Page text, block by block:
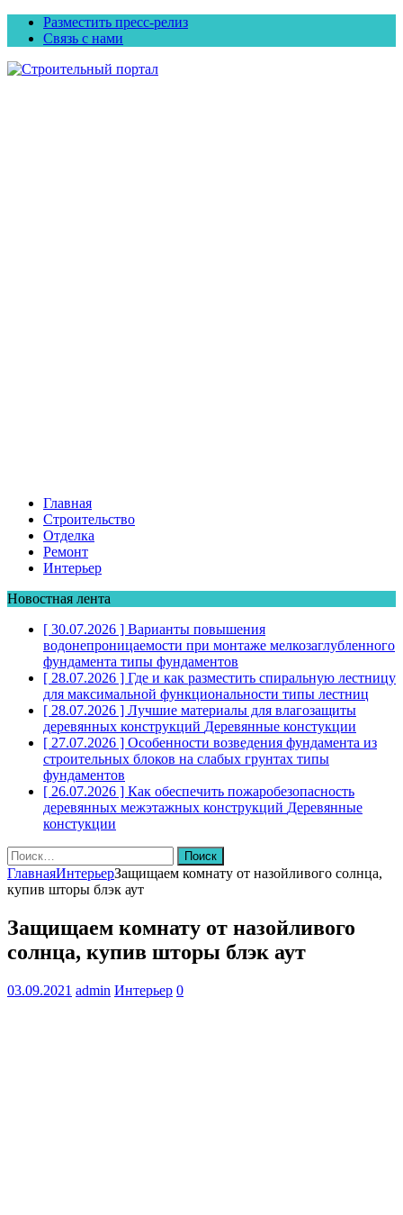
Разместить пресс-релиз
Связь с нами
Главная
Строительство
Отделка
Ремонт
Интерьер
Новостная лента
[ 30.07.2026 ] Варианты повышения
водонепроницаемости при монтаже мелкозаглубленного
фундамента типы фундаментов
[ 28.07.2026 ] Где и как разместить спиральную лестницу
для максимальной функциональности типы лестниц
[ 28.07.2026 ] Лучшие материалы для влагозащиты
деревянных конструкций Деревянные констукции
[ 27.07.2026 ] Особенности возведения фундамента из
строительных блоков на слабых грунтах типы
фундаментов
[ 26.07.2026 ] Как обеспечить пожаробезопасность
деревянных межэтажных конструкций Деревянные
констукции
Найти:
ГлавнаяИнтерьерЗащищаем комнату от назойливого солнца,
купив шторы блэк аут
Защищаем комнату от назойливого
солнца, купив шторы блэк аут
03.09.2021 admin Интерьер 0